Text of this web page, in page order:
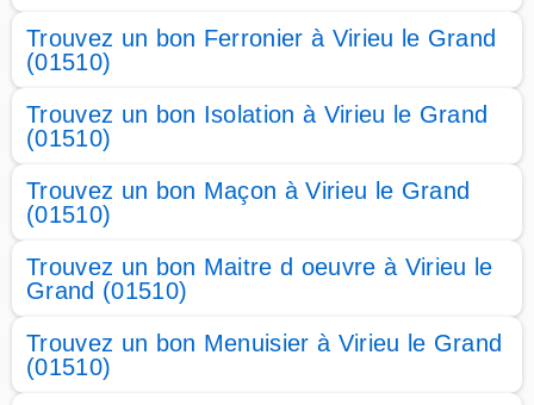
Trouvez un bon Ferronier à Virieu le Grand
(01510)
Trouvez un bon Isolation à Virieu le Grand
(01510)
Trouvez un bon Maçon à Virieu le Grand
(01510)
Trouvez un bon Maitre d oeuvre à Virieu le
Grand (01510)
Trouvez un bon Menuisier à Virieu le Grand
(01510)